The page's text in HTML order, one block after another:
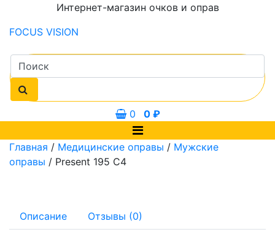
Интернет-магазин очков и оправ
FOCUS VISION
0 0 ₽
Главная / Медицинские оправы / Мужские
оправы / Present 195 C4
Описание
Отзывы (0)